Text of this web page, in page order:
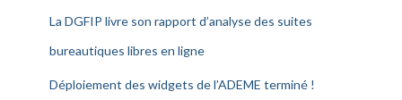
La DGFIP livre son rapport d’analyse des suites
bureautiques libres en ligne
Déploiement des widgets de l’ADEME terminé !